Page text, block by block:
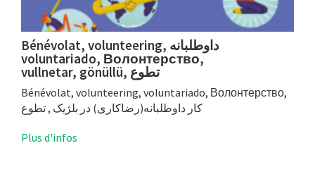
Bénévolat, volunteering, داوطلبانه
voluntariado, Волонтерство,
vullnetar, gönüllü, تطوع
Bénévolat, volunteering, voluntariado, Волонтерство,
کار داوطلبانه(رضاکارى) در بلژيک , تطوع
Plus d'infos